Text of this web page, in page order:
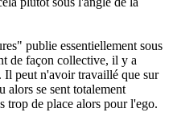
publie essentiellement sous
de façon collective, il y a
Il peut n'avoir travaillé que sur
alors se sent totalement
trop de place alors pour l'ego.